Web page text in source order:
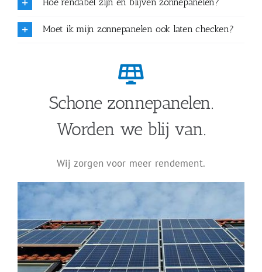
Moet ik mijn zonnepanelen ook laten checken?
Schone zonnepanelen.
Worden we blij van.
Wij zorgen voor meer rendement.